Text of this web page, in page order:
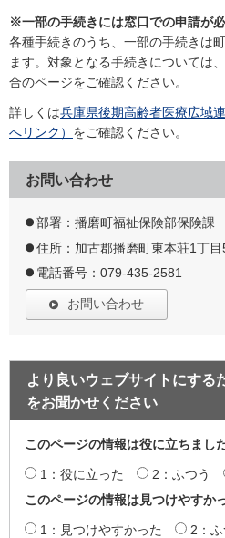
※一部の手続きには窓口での申請が必
各種手続きのうち、一部の手続きは
ます。対象となる手続きについては
合のページをご確認ください。
詳しくは兵庫県後期高齢者医療広域
へリンク） をご確認ください。
お問い合わせ
部署：播磨町福祉保険部保険課
住所：加古郡播磨町東本荘1丁
電話番号：079-435-2581
お問い合わせ
より良いウェブサイトにする
をお聞かせください
このページの情報は役に立ちまし
1：役に立った 2：ふつう
このページの情報は見つけやすか
1：見つけやすかった
2：ふ